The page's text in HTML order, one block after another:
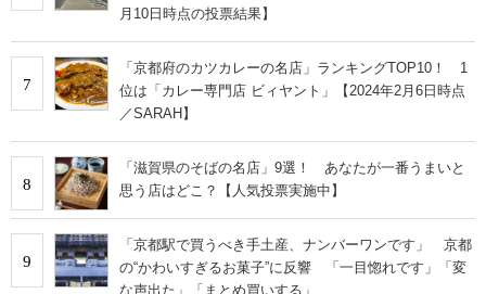
月10日時点の投票結果】
7
「京都府のカツカレーの名店」ランキングTOP10！ 1
位は「カレー専門店 ビィヤント」【2024年2月6日時点
／SARAH】
8
「滋賀県のそばの名店」9選！ あなたが一番うまいと
思う店はどこ？【人気投票実施中】
9
「京都駅で買うべき手土産、ナンバーワンです」 京都
の“かわいすぎるお菓子”に反響 「一目惚れです」「変
な声出た」「まとめ買いする」